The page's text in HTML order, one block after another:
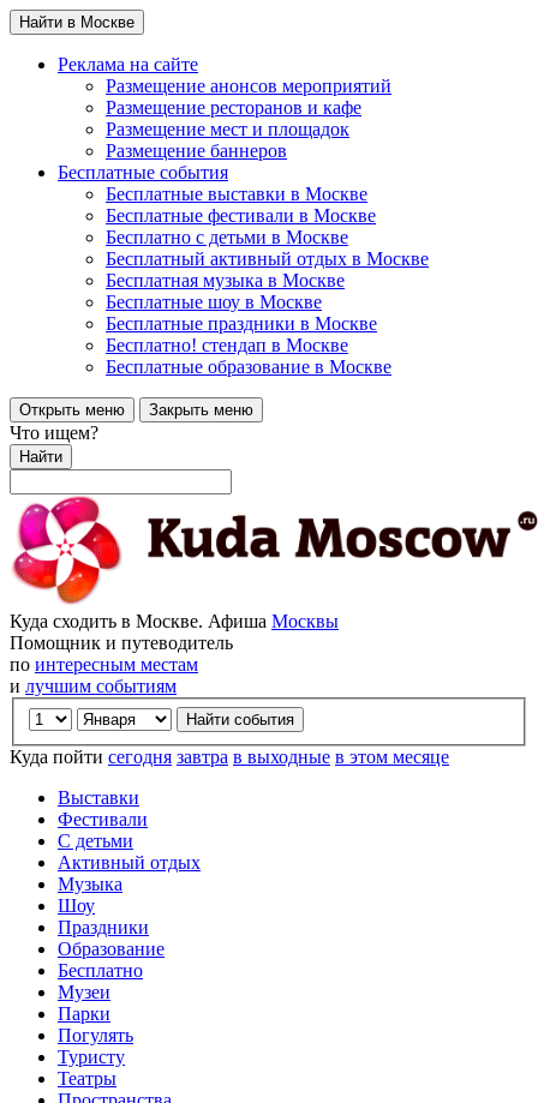
Найти в Москве
Реклама на сайте
Размещение анонсов мероприятий
Размещение ресторанов и кафе
Размещение мест и площадок
Размещение баннеров
Бесплатные события
Бесплатные выставки в Москве
Бесплатные фестивали в Москве
Бесплатно с детьми в Москве
Бесплатный активный отдых в Москве
Бесплатная музыка в Москве
Бесплатные шоу в Москве
Бесплатные праздники в Москве
Бесплатно! стендап в Москве
Бесплатные образование в Москве
Открыть меню Закрыть меню
Что ищем?
Найти
Куда сходить в Москве. Афиша Москвы
Помощник и путеводитель
по интересным местам
и лучшим событиям
Куда пойти сегодня завтра в выходные в этом месяце
Выставки
Фестивали
С детьми
Активный отдых
Музыка
Шоу
Праздники
Образование
Бесплатно
Музеи
Парки
Погулять
Туристу
Театры